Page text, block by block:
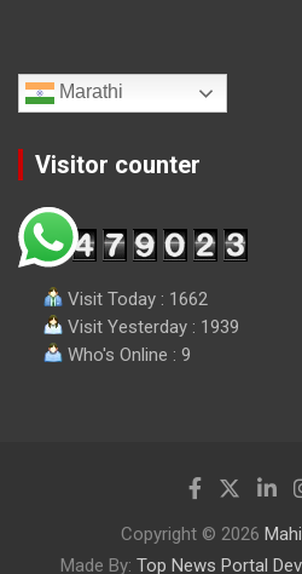
Marathi
Visitor counter
Visit Today : 1662
Visit Yesterday : 1939
Who's Online : 9
Copyright © 2026
Made By: Top News Portal